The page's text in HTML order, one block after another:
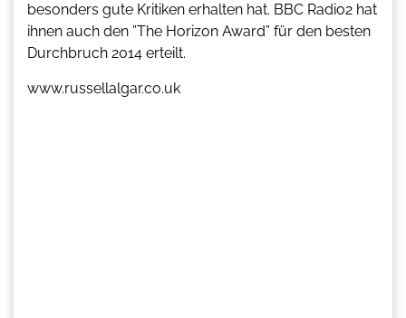
besonders gute Kritiken erhalten hat. BBC Radio2 hat
ihnen auch den ”The Horizon Award” für den besten
Durchbruch 2014 erteilt.
www.russellalgar.co.uk